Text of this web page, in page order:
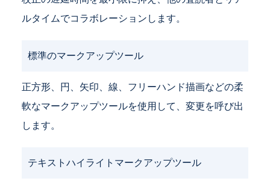
ルタイムでコラボレーションします。
標準のマークアップツール
正方形、円、矢印、線、フリーハンド描画などの柔
軟なマークアップツールを使用して、変更を呼び出
します。
テキストハイライトマークアップツール